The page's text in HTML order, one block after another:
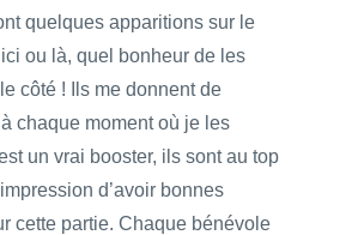
quelques apparitions sur le
ou là, quel bonheur de les
côté ! Ils me donnent de
à chaque moment où je les
un vrai booster, ils sont au top
d’avoir bonnes
cette partie. Chaque bénévole